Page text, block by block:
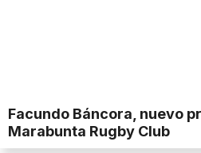
Facundo Báncora, nuevo
Marabunta Rugby Club